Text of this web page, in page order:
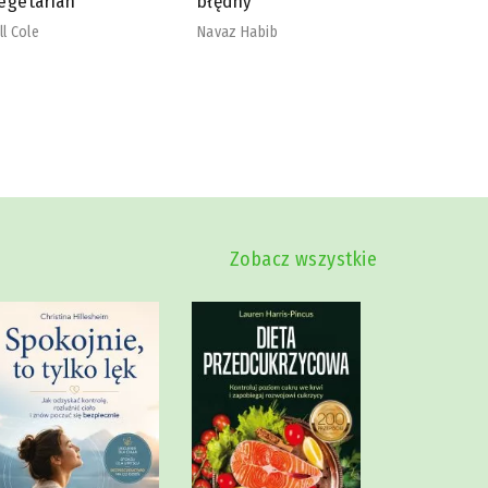
Habib
Zobacz wszystkie